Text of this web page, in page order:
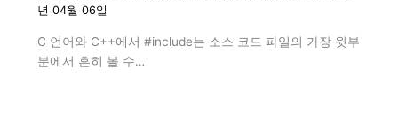
년 04월 06일
C 언어와 C++에서 #include는 소스 코드 파일의 가장 윗부
분에서 흔히 볼 수…